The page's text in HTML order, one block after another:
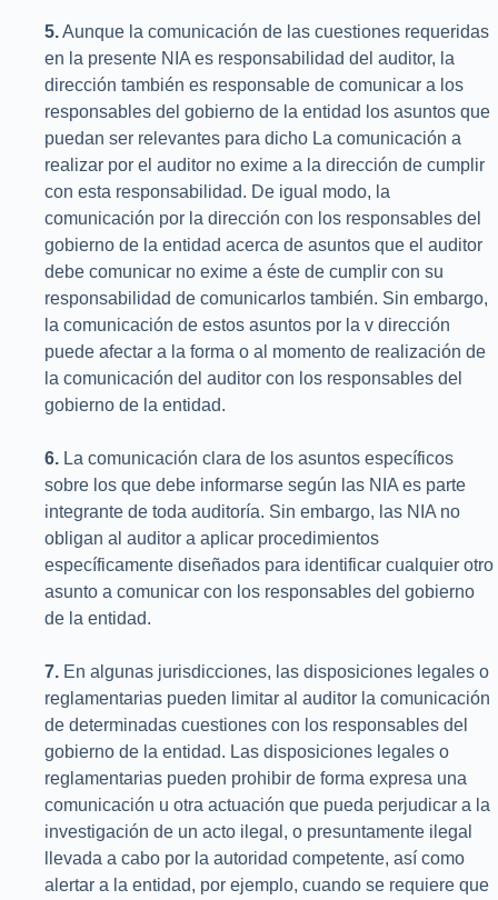
5.Aunque la comunicación de las cuestiones requeridas
en la presente NIA es responsabilidad del auditor, la
dirección también es responsable de comunicar a los
responsables del gobierno de la entidad los asuntos que
puedan ser relevantes para dicho La comunicación a
realizar por el auditor no exime a la dirección de cumplir
con esta responsabilidad. De igual modo, la
comunicación por la dirección con los responsables del
gobierno de la entidad acerca de asuntos que el auditor
debe comunicar no exime a éste de cumplir con su
responsabilidad de comunicarlos también. Sin embargo,
la comunicación de estos asuntos por la v dirección
puede afectar a la forma o al momento de realización de
la comunicación del auditor con los responsables del
gobierno de la entidad.
6. La comunicación clara de los asuntos específicos
sobre los que debe informarse según las NIA es parte
integrante de toda auditoría. Sin embargo, las NIA no
obligan al auditor a aplicar procedimientos
específicamente diseñados para identificar cualquier otro
asunto a comunicar con los responsables del gobierno
de la entidad.
7. En algunas jurisdicciones, las disposiciones legales o
reglamentarias pueden limitar al auditor la comunicación
de determinadas cuestiones con los responsables del
gobierno de la entidad. Las disposiciones legales o
reglamentarias pueden prohibir de forma expresa una
comunicación u otra actuación que pueda perjudicar a la
investigación de un acto ilegal, o presuntamente ilegal
llevada a cabo por la autoridad competente, así como
alertar a la entidad, por ejemplo, cuando se requiere que